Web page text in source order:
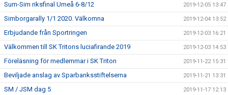
Sum-Sim riksfinal Umeå 6-8/12 2019-12-05 13:47
Simborgarally 1/1 2020. Välkomna 2019-12-04 13:52
Erbjudande från Sportringen 2019-12-03 16:21
Välkommen till SK Tritons luciafirande 2019 2019-12-03 14:53
Föreläsning för medlemmar i SK Triton 2019-11-22 15:31
Beviljade anslag av Sparbanksstiftelserna 2019-11-21 13:31
SM / JSM dag 5 2019-11-17 12:13